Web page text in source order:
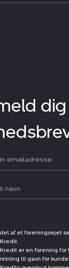
af et foreningsejet
er en forening
til gavn for